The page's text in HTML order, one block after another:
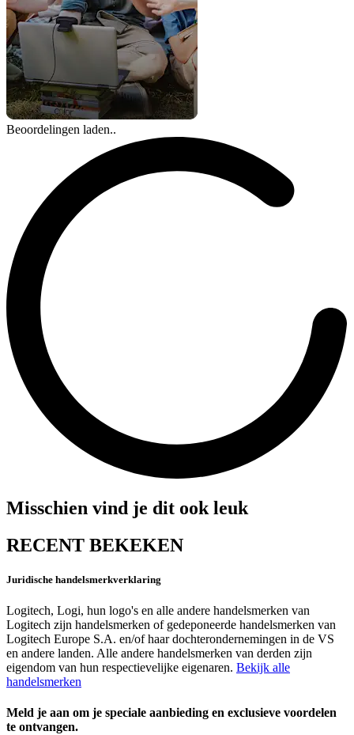
Beoordelingen laden..
Misschien vind je dit ook leuk
RECENT BEKEKEN
Juridische handelsmerkverklaring
Logitech, Logi, hun logo's en alle andere handelsmerken van
Logitech zijn handelsmerken of gedeponeerde handelsmerken van
Logitech Europe S.A. en/of haar dochterondernemingen in de VS
en andere landen. Alle andere handelsmerken van derden zijn
eigendom van hun respectievelijke eigenaren. Bekijk alle
handelsmerken
Meld je aan om je speciale aanbieding en exclusieve voordelen
te ontvangen.